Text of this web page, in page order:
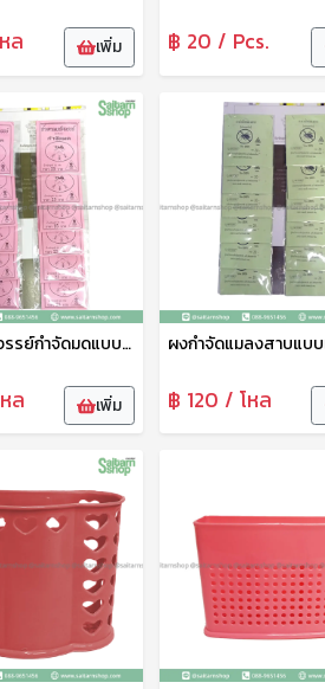
ล เพิ่ม ฿ 20 / Pcs.
น้ำตาลมหัศจรรย์กำจัดมดแบบแผง ขนาด 20กรัม SP
ล เพิ่ม ฿ 120 / โหล